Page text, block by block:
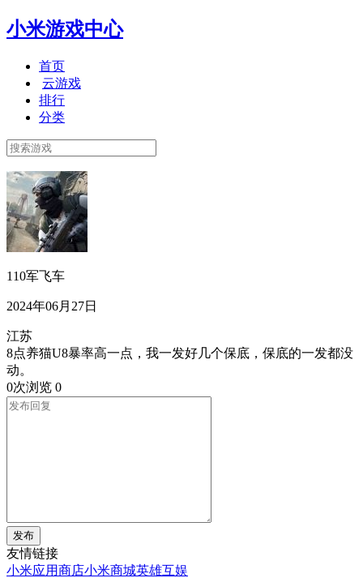
小米游戏中心
首页
云游戏
排行
分类
110军飞车
2024年06月27日
江苏
8点养猫U8暴率高一点，我一发好几个保底，保底的一发都没
动。
0次浏览 0
发布
友情链接
小米应用商店小米商城英雄互娱